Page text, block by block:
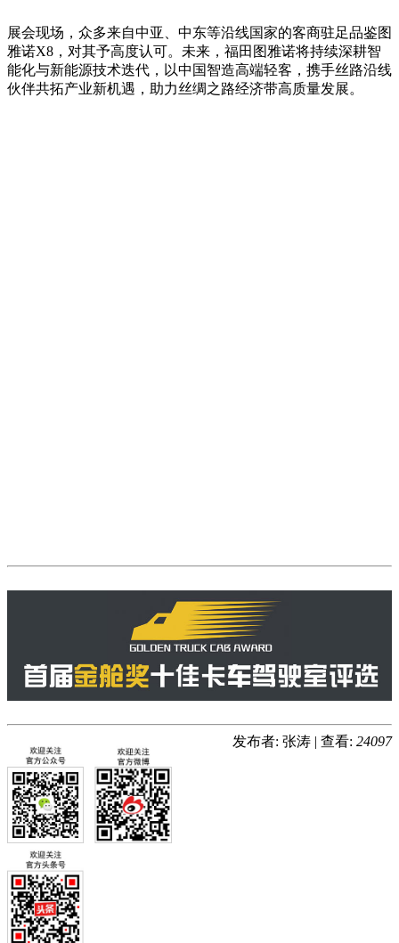
展会现场，众多来自中亚、中东等沿线国家的客商驻足品鉴图
雅诺X8，对其予高度认可。未来，福田图雅诺将持续深耕智
能化与新能源技术迭代，以中国智造高端轻客，携手丝路沿线
伙伴共拓产业新机遇，助力丝绸之路经济带高质量发展。
发布者: 张涛 | 查看: 24097